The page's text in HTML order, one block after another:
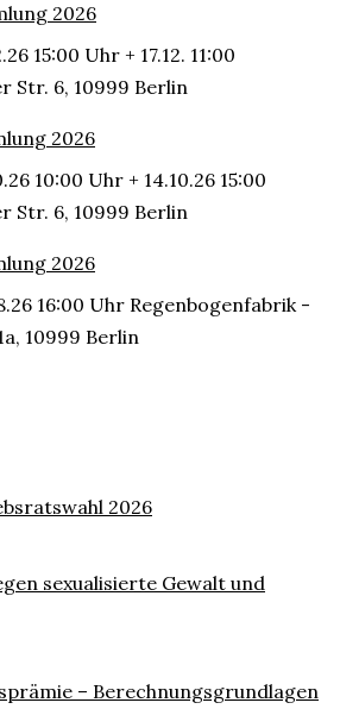
2026
15:00 Uhr + 17.12. 11:00
Str. 6, 10999 Berlin
2026
10:00 Uhr + 14.10.26 15:00
Str. 6, 10999 Berlin
2026
16:00 Uhr Regenbogenfabrik -
10999 Berlin
2026
sexualisierte Gewalt und
– Berechnungsgrundlagen